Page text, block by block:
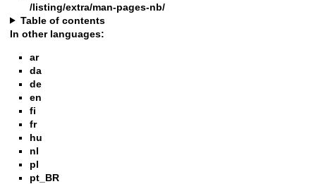
/listing/extra/man-pages-nb/
Table of contents
In other languages:
ar
da
de
en
fi
fr
hu
nl
pl
pt_BR